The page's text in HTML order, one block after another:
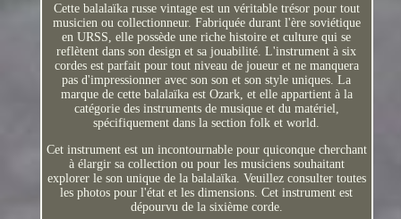
Cette balalaïka russe vintage est un véritable trésor pour tout
musicien ou collectionneur. Fabriquée durant l'ère soviétique
en URSS, elle possède une riche histoire et culture qui se
reflètent dans son design et sa jouabilité. L'instrument à six
cordes est parfait pour tout niveau de joueur et ne manquera
pas d'impressionner avec son son et son style uniques. La
marque de cette balalaïka est Ozark, et elle appartient à la
catégorie des instruments de musique et du matériel,
spécifiquement dans la section folk et world.
Cet instrument est un incontournable pour quiconque cherchant
à élargir sa collection ou pour les musiciens souhaitant
explorer le son unique de la balalaïka. Veuillez consulter toutes
les photos pour l'état et les dimensions. Cet instrument est
dépourvu de la sixième corde.